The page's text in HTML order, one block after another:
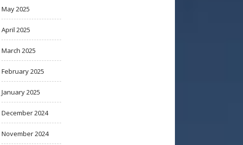
May 2025
April 2025
March 2025
February 2025
January 2025
December 2024
November 2024